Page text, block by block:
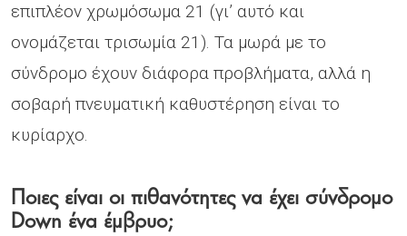
επιπλέον χρωμόσωμα 21 (γι’ αυτό και
ονομάζεται τρισωμία 21). Τα μωρά με το
σύνδρομο έχουν διάφορα προβλήματα, αλλά η
σοβαρή πνευματική καθυστέρηση είναι το
κυρίαρχο.
Ποιες είναι οι πιθανότητες να έχει σύνδρομο
Down ένα έμβρυο;